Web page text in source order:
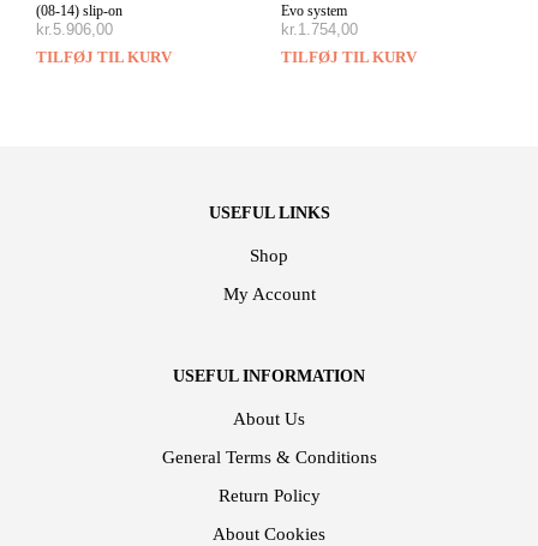
(08-14) slip-on
kr.5.906,00
TILFØJ TIL KURV
Evo system
kr.1.754,00
TILFØJ TIL KURV
USEFUL LINKS
Shop
My Account
USEFUL INFORMATION
About Us
General Terms & Conditions
Return Policy
About Cookies